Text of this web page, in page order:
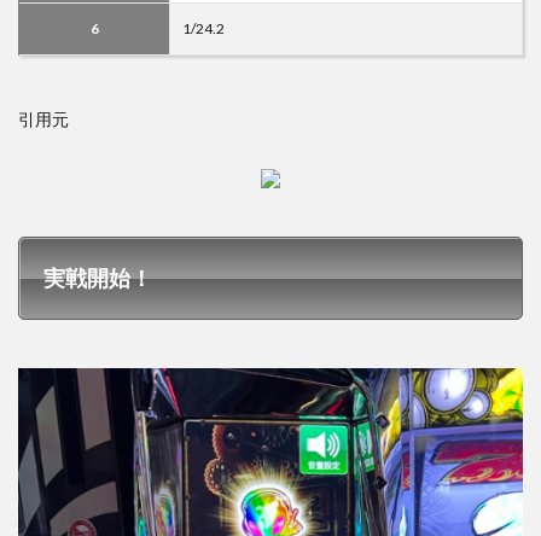
6 1/24.2
引用元
実戦開始！